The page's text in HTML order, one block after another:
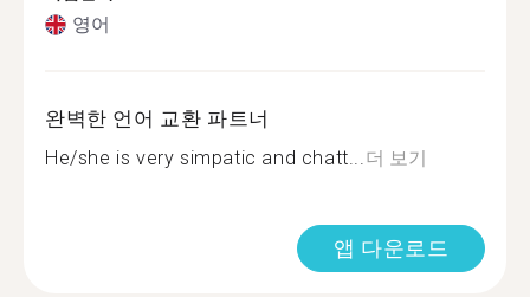
영어
완벽한 언어 교환 파트너
He/she is very simpatic and chatt...더 보기
앱 다운로드